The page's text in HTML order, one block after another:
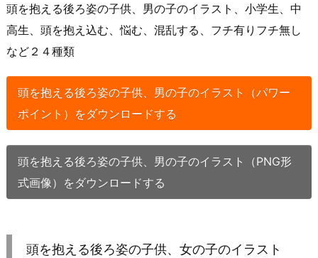
頭を抱える後ろ姿の子供、男の子のイラスト、小学生、中
高生、頭を抱え込む、悩む、混乱する、フチ有りフチ無し
など２４種類
頭を抱える後ろ姿の子供、男の子のイラスト（パワー
ポイント）をダウンロードする
頭を抱える後ろ姿の子供、男の子のイラスト（PNG形
式画像）をダウンロードする
頭を抱える後ろ姿の子供、女の子のイラスト